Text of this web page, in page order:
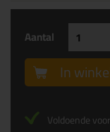
Aantal
In
Voldoende